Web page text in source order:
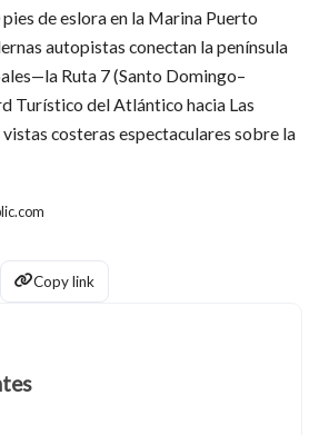
de eslora en la Marina Puerto
autopistas conectan la península
Ruta 7 (Santo Domingo–
Turístico del Atlántico hacia Las
costeras espectaculares sobre la
Copy link